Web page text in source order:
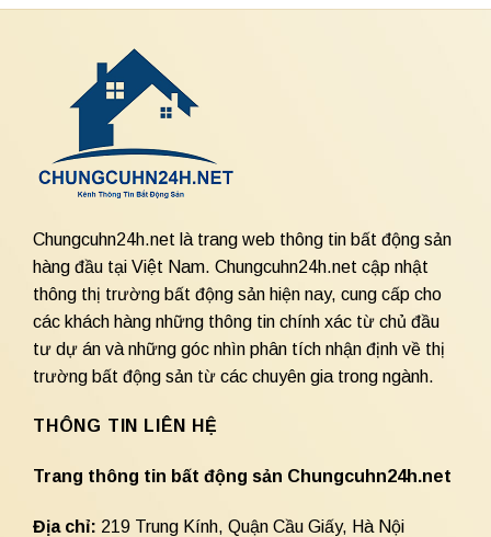
Chungcuhn24h.net là trang web thông tin bất động sản
hàng đầu tại Việt Nam. Chungcuhn24h.net cập nhật
thông thị trường bất động sản hiện nay, cung cấp cho
các khách hàng những thông tin chính xác từ chủ đầu
tư dự án và những góc nhìn phân tích nhận định về thị
trường bất động sản từ các chuyên gia trong ngành.
THÔNG TIN LIÊN HỆ
Trang thông tin bất động sản Chungcuhn24h.net
Địa chỉ: 219 Trung Kính, Quận Cầu Giấy, Hà Nội